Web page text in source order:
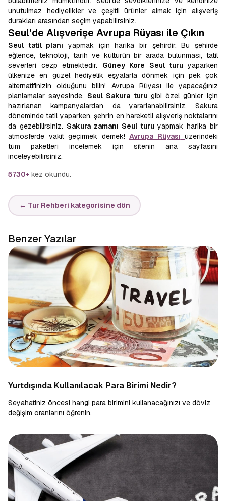
unutulmaz hediyelikler ve çeşitli ürünler almak için alışveriş
durakları arasından seçim yapabilirsiniz.
Seul’de Alışverişe Avrupa Rüyası ile Çıkın
Seul tatil planı yapmak için harika bir şehirdir. Bu şehirde
eğlence, teknoloji, tarih ve kültürün bir arada bulunması, tatil
severleri cezp etmektedir. Güney Kore Seul turuyaparken
ülkenize en güzel hediyelik eşyalarla dönmek için pek çok
alternatifinizin olduğunu bilin! Avrupa Rüyası ile yapacağınız
planlamalar sayesinde, Seul Sakura turu gibi özel günler için
hazırlanan kampanyalardan da yararlanabilirsiniz. Sakura
döneminde tatil yaparken, şehrin en hareketli alışveriş noktalarını
da gezebilirsiniz. Sakura zamanı Seul turu yapmak harika bir
atmosferde vakit geçirmek demek! Avrupa Rüyası üzerindeki
tüm paketleri incelemek için sitenin ana sayfasını
inceleyebilirsiniz.
5730+ kez okundu.
← Tur Rehberi kategorisine dön
Benzer Yazılar
Yurtdışında Kullanılacak Para Birimi Nedir?
Seyahatiniz öncesi hangi para birimini kullanacağınızı ve döviz
değişim oranlarını öğrenin.